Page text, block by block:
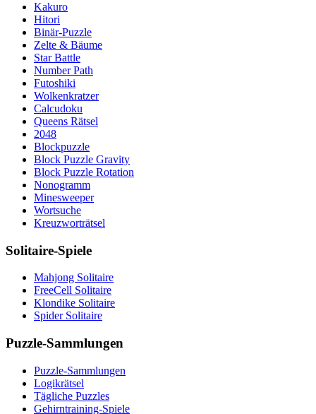
Kakuro
Hitori
Binär-Puzzle
Zelte & Bäume
Star Battle
Number Path
Futoshiki
Wolkenkratzer
Calcudoku
Queens Rätsel
2048
Blockpuzzle
Block Puzzle Gravity
Block Puzzle Rotation
Nonogramm
Minesweeper
Wortsuche
Kreuzworträtsel
Solitaire-Spiele
Mahjong Solitaire
FreeCell Solitaire
Klondike Solitaire
Spider Solitaire
Puzzle-Sammlungen
Puzzle-Sammlungen
Logikrätsel
Tägliche Puzzles
Gehirntraining-Spiele